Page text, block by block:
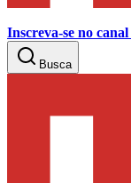
Inscreva-se no canal
Busca